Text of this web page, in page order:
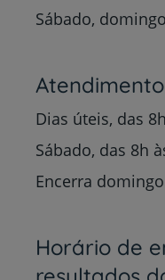
Sábado,
Dias úteis, das
Sábado, das 8h
Encerra
Horário de